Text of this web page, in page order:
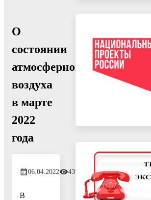
О
состоянии
атмосферного
воздуха
в марте
2022
года
06.04.2022 439
В